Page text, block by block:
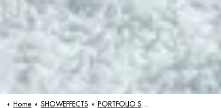
Home SHOWEFFECTS PORTFOLIO SHOWS